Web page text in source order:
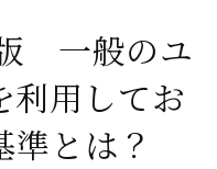
一般のユ
利用してお
とは？